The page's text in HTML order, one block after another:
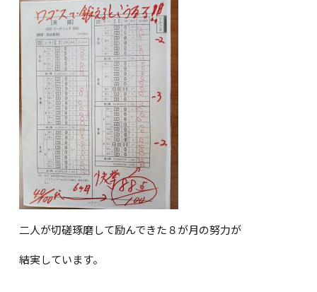
二人が切磋琢磨して励んできた８が月の努力が
結実しています。